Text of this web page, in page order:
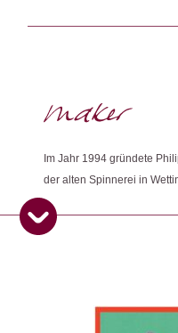
Im Jahr 1994 gründete
der alten Spinnerei in